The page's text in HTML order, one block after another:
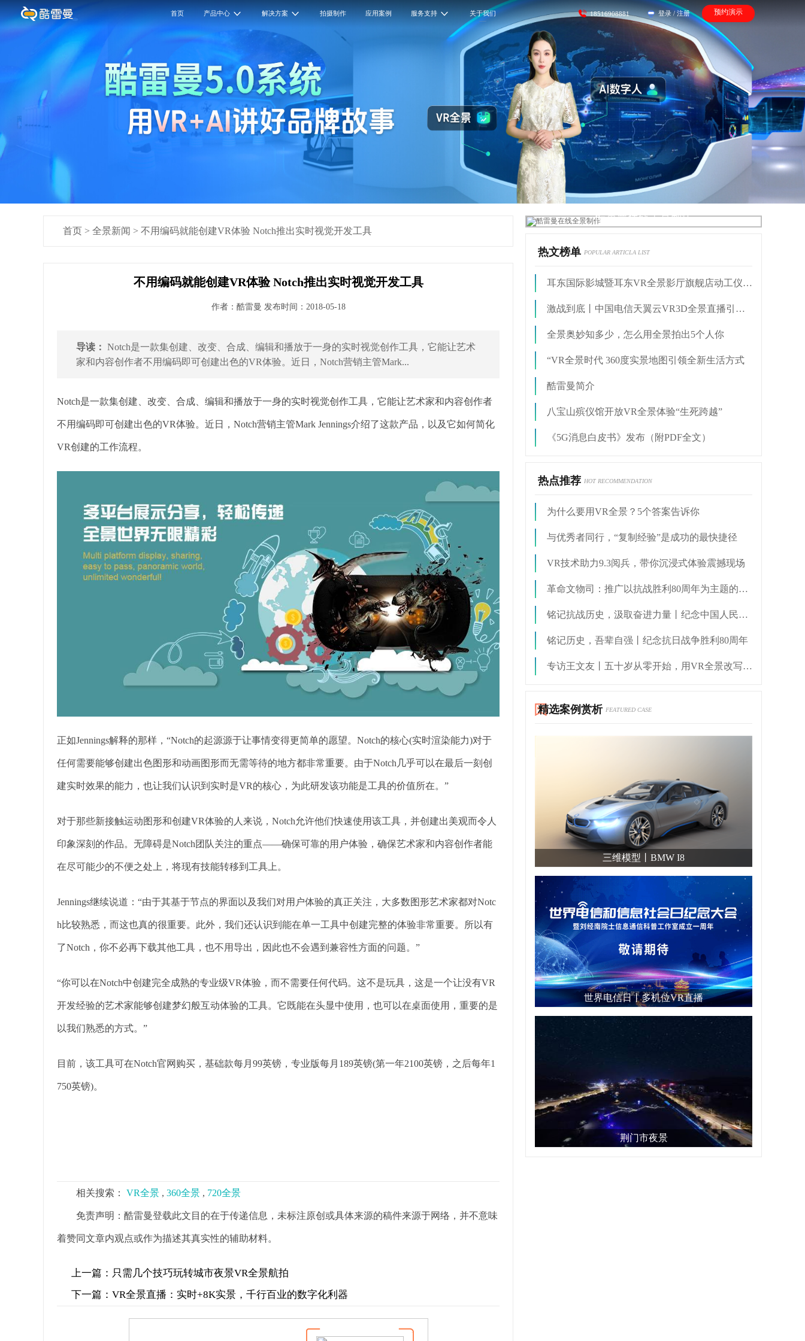
首页 产品中心 解决方案 拍摄制作 应用案例 服务支持 关于我们 18516908881 登录 / 注册 预约演示
首页 > 全景新闻 > 不用编码就能创建VR体验 Notch推出实时视觉开发工具
不用编码就能创建VR体验 Notch推出实时视觉开发工具
作者：酷雷曼 发布时间：2018-05-18
导读： Notch是一款集创建、改变、合成、编辑和播放于一身的实时视觉创作工具，它能让艺术
家和内容创作者不用编码即可创建出色的VR体验。近日，Notch营销主管Mark...
Notch是一款集创建、改变、合成、编辑和播放于一身的实时视觉创作工具，它能让艺术家和内容创作者
不用编码即可创建出色的VR体验。近日，Notch营销主管Mark Jennings介绍了这款产品，以及它如何简化
VR创建的工作流程。
正如Jennings解释的那样，“Notch的起源源于让事情变得更简单的愿望。Notch的核心(实时渲染能力)对于
任何需要能够创建出色图形和动画图形而无需等待的地方都非常重要。由于Notch几乎可以在最后一刻创
建实时效果的能力，也让我们认识到实时是VR的核心，为此研发该功能是工具的价值所在。”
对于那些新接触运动图形和创建VR体验的人来说，Notch允许他们快速使用该工具，并创建出美观而令人
印象深刻的作品。无障碍是Notch团队关注的重点——确保可靠的用户体验，确保艺术家和内容创作者能
在尽可能少的不便之处上，将现有技能转移到工具上。
Jennings继续说道：“由于其基于节点的界面以及我们对用户体验的真正关注，大多数图形艺术家都对Notc
h比较熟悉，而这也真的很重要。此外，我们还认识到能在单一工具中创建完整的体验非常重要。所以有
了Notch，你不必再下载其他工具，也不用导出，因此也不会遇到兼容性方面的问题。”
“你可以在Notch中创建完全成熟的专业级VR体验，而不需要任何代码。这不是玩具，这是一个让没有VR
开发经验的艺术家能够创建梦幻般互动体验的工具。它既能在头显中使用，也可以在桌面使用，重要的是
以我们熟悉的方式。”
目前，该工具可在Notch官网购买，基础款每月99英镑，专业版每月189英镑(第一年2100英镑，之后每年1
750英镑)。
相关搜索： VR全景 , 360全景 , 720全景
免责声明：酷雷曼登载此文目的在于传递信息，未标注原创或具体来源的稿件来源于网络，并不意味
着赞同文章内观点或作为描述其真实性的辅助材料。
上一篇： 只需几个技巧玩转城市夜景VR全景航拍
下一篇： VR全景直播：实时+8K实景，千行百业的数字化利器
酷雷曼在线全景制作
热文榜单 POPULAR ARTICLA LIST
耳东国际影城暨耳东VR全景影厅旗舰店动工仪式盛大举行
激战到底丨中国电信天翼云VR3D全景直播引燃拳击热火
全景奥妙知多少，怎么用全景拍出5个人你
“VR全景时代 360度实景地图引领全新生活方式
酷雷曼简介
八宝山殡仪馆开放VR全景体验“生死跨越”
《5G消息白皮书》发布（附PDF全文）
热点推荐 HOT RECOMMENDATION
为什么要用VR全景？5个答案告诉你
与优秀者同行，“复制经验”是成功的最快捷径
VR技术助力9.3阅兵，带你沉浸式体验震撼现场
革命文物司：推广以抗战胜利80周年为主题的AI交互、AR/VR互动体验等技术应用案例
铭记抗战历史，汲取奋进力量丨纪念中国人民抗日战争胜利80周年
铭记历史，吾辈自强丨纪念抗日战争胜利80周年
专访王文友丨五十岁从零开始，用VR全景改写人生下半场
精选案例赏析 FEATURED CASE
三维模型丨BMW I8
世界电信日丨多机位VR直播
荆门市夜景